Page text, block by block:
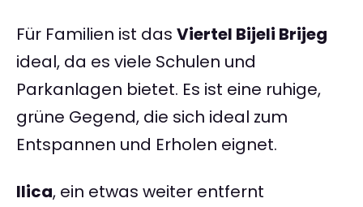
Für Familien ist das Viertel Bijeli Brijeg
ideal, da es viele Schulen und
Parkanlagen bietet. Es ist eine ruhige,
grüne Gegend, die sich ideal zum
Entspannen und Erholen eignet.
Ilica, ein etwas weiter entfernt